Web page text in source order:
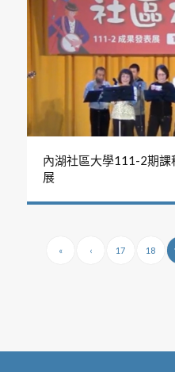
內湖社區大學111-2期課
展
« ‹ 17 18